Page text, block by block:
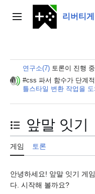
주 메뉴 리버티
연구소(7) 토론이 진행
#css 파서 함수가 단계
틀스타일 변환 작업을
목차 토글
앞말 잇기
게임 토론
안녕하세요! 앞말 잇기 게
다. 시작해 볼까요?